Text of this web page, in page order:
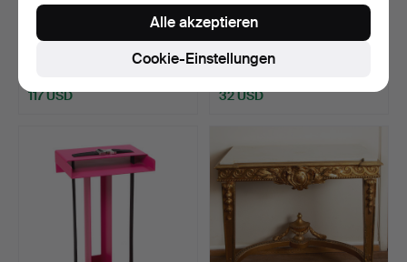
Französischer ebonisierter
Holztisch, spät…
Beendet 28. Mai 2025
117 USD
Französischer
Boden-/Beistelltisch,
ebonis…
Beendet 28. Mai 2025
32 USD
Cookie-Einstellungen
Alle akzeptieren